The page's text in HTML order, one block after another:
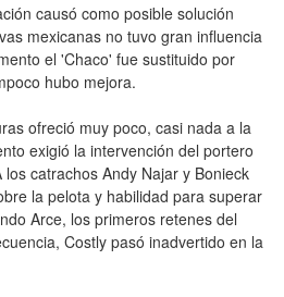
causó como posible solución
mexicanas no tuvo gran influencia
el 'Chaco' fue sustituido por
hubo mejora.
ofreció muy poco, casi nada a la
exigió la intervención del portero
catrachos Andy Najar y Bonieck
la pelota y habilidad para superar
Arce, los primeros retenes del
Costly pasó inadvertido en la